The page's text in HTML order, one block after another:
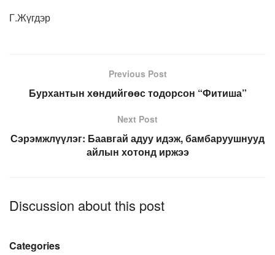
Г.Жүгдэр
Previous Post
Бурхантын хөндийгөөс тодорсон “Фитиша”
Next Post
Сэрэмжлүүлэг: Баавгай адуу идэж, бамбаруушнууд
айлын хотонд иржээ
Discussion about this post
Categories